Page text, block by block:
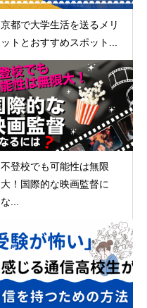
京都で大学生活を送るメリ
ットとおすすめスポット...
不登校でも可能性は無限
大！国際的な映画監督に
な...